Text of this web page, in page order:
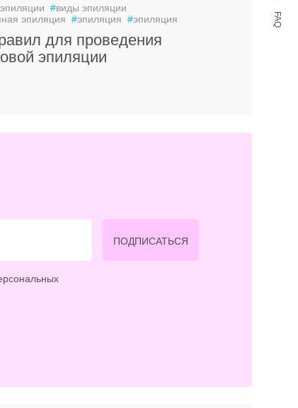
FAQ
#виды эпиляции
эпиляция #эпиляция #эпиляция
для проведения
эпиляции
ПОДПИСАТЬСЯ